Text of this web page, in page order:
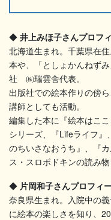
◆ 井上みほ子さんプロフ
北海道生まれ。千葉県在
本や、「としょかんねず
社 ㈱瑞雲舎代表。
出版社での絵本作りの傍
講師としても活動。
編集した本に『絵本はこ
シリーズ、『Lifeライフ』
のちいさなおうち』、『
ス・スロボドキンの読み物
◆ 片岡和子さんプロフィ
奈良県生まれ。入院中の
に絵本の楽しさを知り、